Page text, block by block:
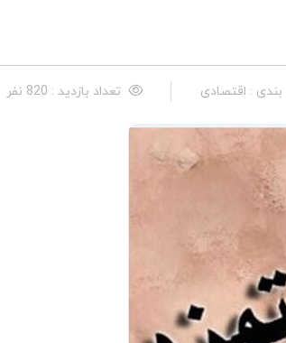
: اقتصادی تعداد بازدید : 820 نفر